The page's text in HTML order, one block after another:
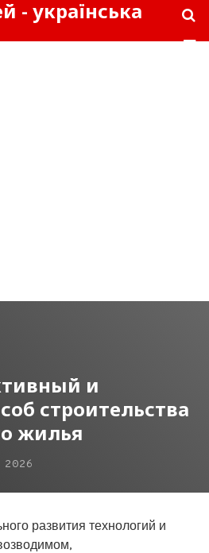
- українська
и
строительства
жилья
развития технологий и